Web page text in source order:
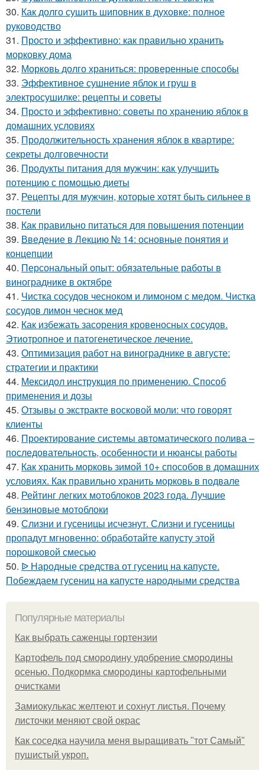
30. Как долго сушить шиповник в духовке: полное
руководство
31. Просто и эффективно: как правильно хранить
морковку дома
32. Морковь долго храниться: проверенные способы
33. Эффективное сушнение яблок и груш в
электросушилке: рецепты и советы
34. Просто и эффективно: советы по хранению яблок в
домашних условиях
35. Продолжительность хранения яблок в квартире:
секреты долговечности
36. Продукты питания для мужчин: как улучшить
потенцию с помощью диеты
37. Рецепты для мужчин, которые хотят быть сильнее в
постели
38. Как правильно питаться для повышения потенции
39. Введение в Лекцию № 14: основные понятия и
концепции
40. Персональный опыт: обязательные работы в
винограднике в октябре
41. Чистка сосудов чесноком и лимоном с медом. Чистка
сосудов лимон чеснок мед
42. Как избежать засорения кровеносных сосудов.
Этиотропное и патогенетическое лечение.
43. Оптимизация работ на винограднике в августе:
стратегии и практики
44. Мексидол инструкция по применению. Способ
применения и дозы
45. Отзывы о экстракте восковой моли: что говорят
клиенты
46. Проектирование системы автоматического полива –
последовательность, особенности и нюансы работы
47. Как хранить морковь зимой 10+ способов в домашних
условиях. Как правильно хранить морковь в подвале
48. Рейтинг легких мотоблоков 2023 года. Лучшие
бензиновые мотоблоки
49. Слизни и гусеницы исчезнут. Слизни и гусеницы
пропадут мгновенно: обработайте капусту этой
порошковой смесью
50. ᐉ Народные средства от гусениц на капусте.
Побеждаем гусениц на капусте народными средства
Популярные материалы
Как выбрать саженцы гортензии
Картофель под смородину удобрение смородины
осенью. Подкормка смородины картофельными
очистками
Замиокулькас желтеют и сохнут листья. Почему
листочки меняют свой окрас
Как соседка научила меня выращивать "тот Самый"
пушистый укроп.